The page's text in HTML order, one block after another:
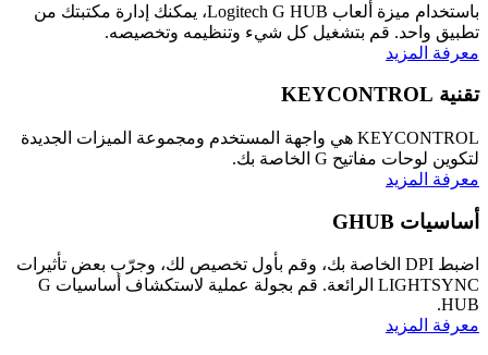
باستخدام ميزة ألعاب Logitech G HUB، يمكنك إدارة مكتبتك من
تطبيق واحد. قم بتشغيل كل شيء وتنظيمه وتخصيصه.
معرفة المزيد
تقنية KEYCONTROL
KEYCONTROL هي واجهة المستخدم ومجموعة الميزات الجديدة
لتكوين لوحات مفاتيح G الخاصة بك.
معرفة المزيد
أساسيات GHUB
اضبط DPI الخاصة بك، وقم بأول تخصيص لك، وجرّب بعض تأثيرات
LIGHTSYNC الرائعة. قم بجولة عملية لاستكشاف أساسيات G
HUB.
معرفة المزيد